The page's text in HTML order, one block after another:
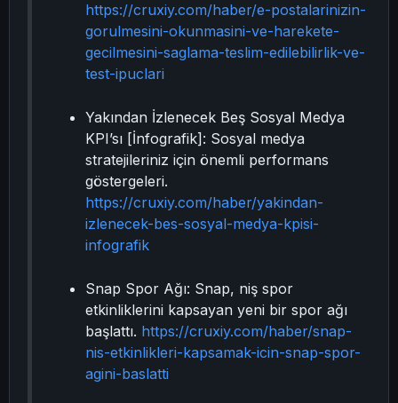
https://cruxiy.com/haber/e-postalarinizin-
gorulmesini-okunmasini-ve-harekete-
gecilmesini-saglama-teslim-edilebilirlik-ve-
test-ipuclari
Yakından İzlenecek Beş Sosyal Medya
KPI’sı [İnfografik]: Sosyal medya
stratejileriniz için önemli performans
göstergeleri.
https://cruxiy.com/haber/yakindan-
izlenecek-bes-sosyal-medya-kpisi-
infografik
Snap Spor Ağı: Snap, niş spor
etkinliklerini kapsayan yeni bir spor ağı
başlattı. https://cruxiy.com/haber/snap-
nis-etkinlikleri-kapsamak-icin-snap-spor-
agini-baslatti